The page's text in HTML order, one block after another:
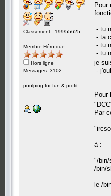
Classement : 199/55625
Membre Héroïque
Hors ligne
Messages: 3102
poulping for fun & profit
Pour
- tu
- ta
- tu
- tu
je
-
Pour
Par
à :
"/
/bin/
le /